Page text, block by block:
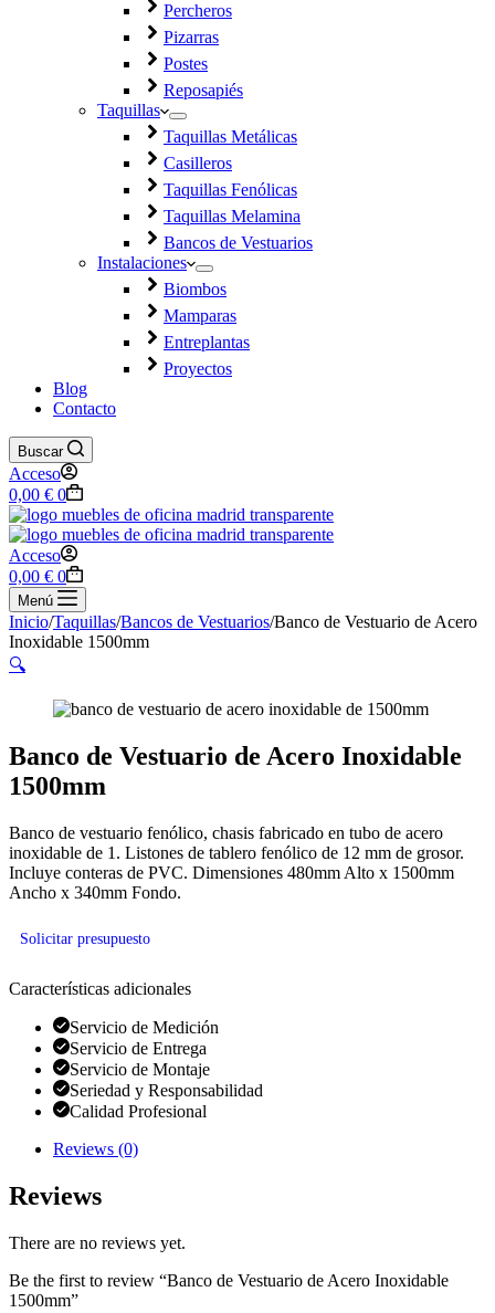
Percheros
Pizarras
Postes
Reposapiés
Taquillas
Taquillas Metálicas
Casilleros
Taquillas Fenólicas
Taquillas Melamina
Bancos de Vestuarios
Instalaciones
Biombos
Mamparas
Entreplantas
Proyectos
Blog
Contacto
Buscar
Acceso
Carro
de
compra
0,00 € 0
Acceso
Carro
de
compra
0,00 € 0
Menú
Inicio/Taquillas/Bancos de Vestuarios/Banco de Vestuario de Acero
Inoxidable 1500mm
🔍
Banco de Vestuario de Acero Inoxidable
1500mm
Banco de vestuario fenólico, chasis fabricado en tubo de acero
inoxidable de 1. Listones de tablero fenólico de 12 mm de grosor.
Incluye conteras de PVC. Dimensiones 480mm Alto x 1500mm
Ancho x 340mm Fondo.
Solicitar presupuesto
Características adicionales
Servicio de Medición
Servicio de Entrega
Servicio de Montaje
Seriedad y Responsabilidad
Calidad Profesional
Reviews (0)
Reviews
There are no reviews yet.
Be the first to review “Banco de Vestuario de Acero Inoxidable
1500mm”